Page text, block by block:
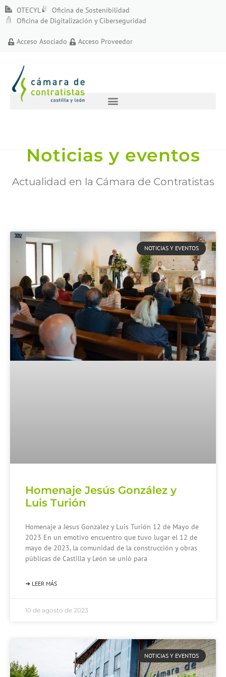
OTECYL
Oficina de Sostenibilidad
Oficina de Digitalización y Ciberseguridad
Acceso Asociado Acceso Proveedor
Noticias y eventos
Actualidad en la Cámara de Contratistas
NOTICIAS Y EVENTOS
Homenaje Jesús González y
Luis Turión
Homenaje a Jesus Gonzalez y Luis Turión 12 de Mayo de
2023 En un emotivo encuentro que tuvo lugar el 12 de
mayo de 2023, la comunidad de la construcción y obras
públicas de Castilla y León se unió para
➜ LEER MÁS
10 de agosto de 2023
NOTICIAS Y EVENTOS